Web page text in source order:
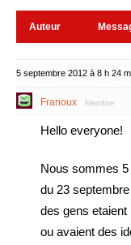
Auteur
5 septembre 2012 à 8 h 24
Franoux Membre
Hello everyone!
Nous sommes
du 23
des gens
ou avaient des